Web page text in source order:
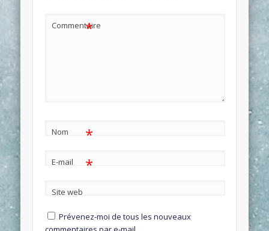
Commentaire
*
Nom *
E-mail *
Site web
Prévenez-moi de tous les nouveaux